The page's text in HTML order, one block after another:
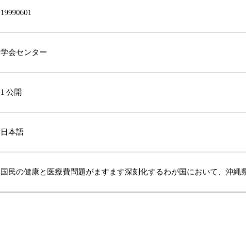
19990601
学会センター
1 公開
日本語
国民の健康と医療費問題がますます深刻化するわが国において、沖縄